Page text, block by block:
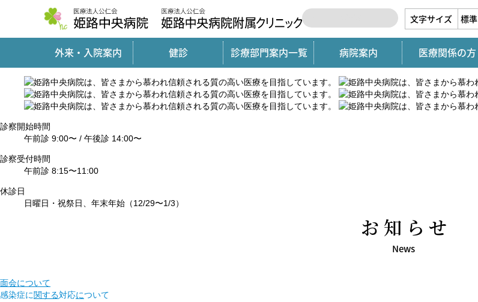
文字サイズ 標準
外来・入院案内 健診 診療部門案内一覧 病院案内 医療関係の方
診察開始時間
午前診 9:00〜 / 午後診 14:00〜
診察受付時間
午前診 8:15〜11:00
休診日
日曜日・祝祭日、 年末年始（12/29〜1/3）
お知らせ
News
面会について
感染症に関する対応について